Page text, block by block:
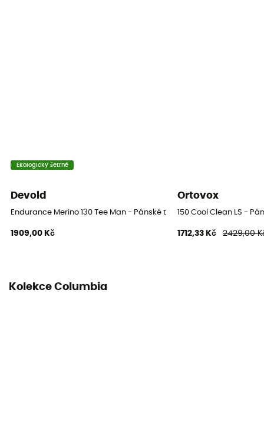
Ekologicky šetrné
Devold
Endurance Merino 130 Tee Man - Pánské triko
1909,00 Kč
Ortovox
150 Cool Clean LS -
1712,33 Kč 2429,00
Kolekce Columbia